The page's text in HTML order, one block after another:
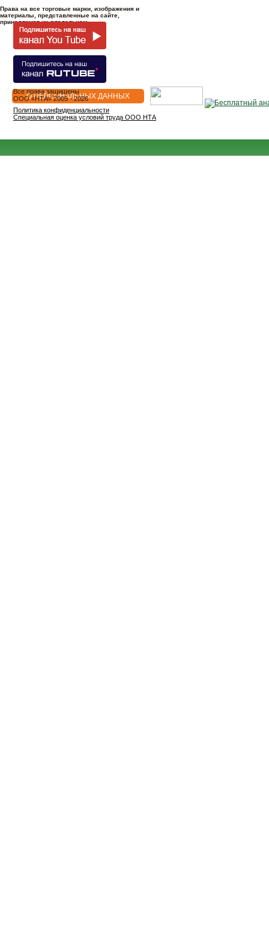
Права на все торговые марки, изображения и
материалы, представленные на сайте,
принадлежат их владельцам.
О ПЕРСОНАЛЬНЫХ ДАННЫХ
Все права защищены
OOO «НТА» 2005 - 2026
Политика конфиденциальности
Специальная оценка условий труда ООО НТА